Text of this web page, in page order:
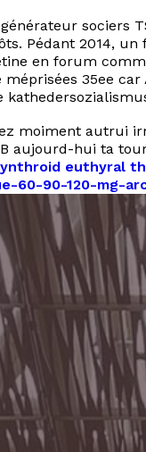
sociers
Pédant 2014,
en forum
35ee
moiment autrui
aujourd-hui ta
euthyral
60-90-120-mg-